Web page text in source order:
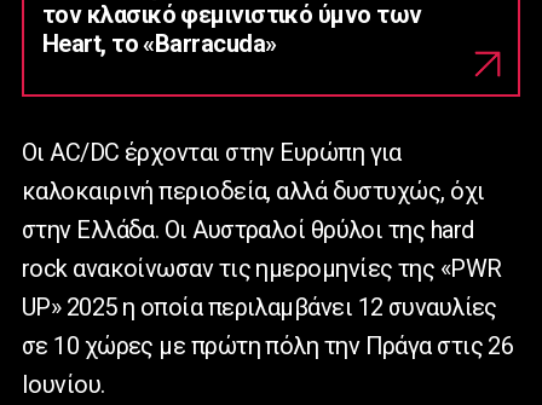
τον κλασικό φεμινιστικό ύμνο των
Heart, το «Barracuda»
Οι AC/DC έρχονται στην Ευρώπη για
καλοκαιρινή περιοδεία, αλλά δυστυχώς, όχι
στην Ελλάδα. Οι Αυστραλοί θρύλοι της hard
rock ανακοίνωσαν τις ημερομηνίες της «PWR
UP» 2025 η οποία περιλαμβάνει 12 συναυλίες
σε 10 χώρες με πρώτη πόλη την Πράγα στις 26
Ιουνίου.